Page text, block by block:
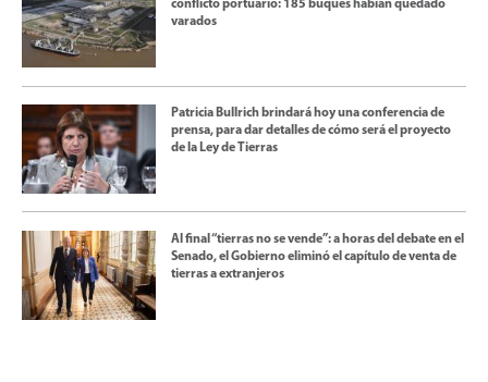
conflicto portuario: 185 buques habían quedado
varados
Patricia Bullrich brindará hoy una conferencia de
prensa, para dar detalles de cómo será el proyecto
de la Ley de Tierras
Al final “tierras no se vende”: a horas del debate en el
Senado, el Gobierno eliminó el capítulo de venta de
tierras a extranjeros